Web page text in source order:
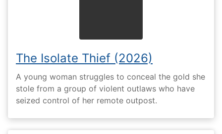
The Isolate Thief (2026)
A young woman struggles to conceal the gold she
stole from a group of violent outlaws who have
seized control of her remote outpost.